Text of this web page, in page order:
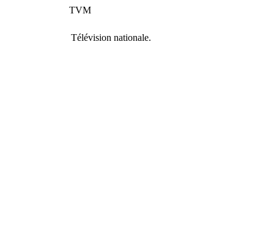
TVM
Télévision nationale.